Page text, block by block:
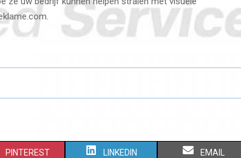
S
PINTEREST S
LINKEDIN S
EMAIL